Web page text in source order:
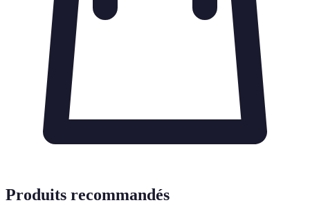
Produits recommandés